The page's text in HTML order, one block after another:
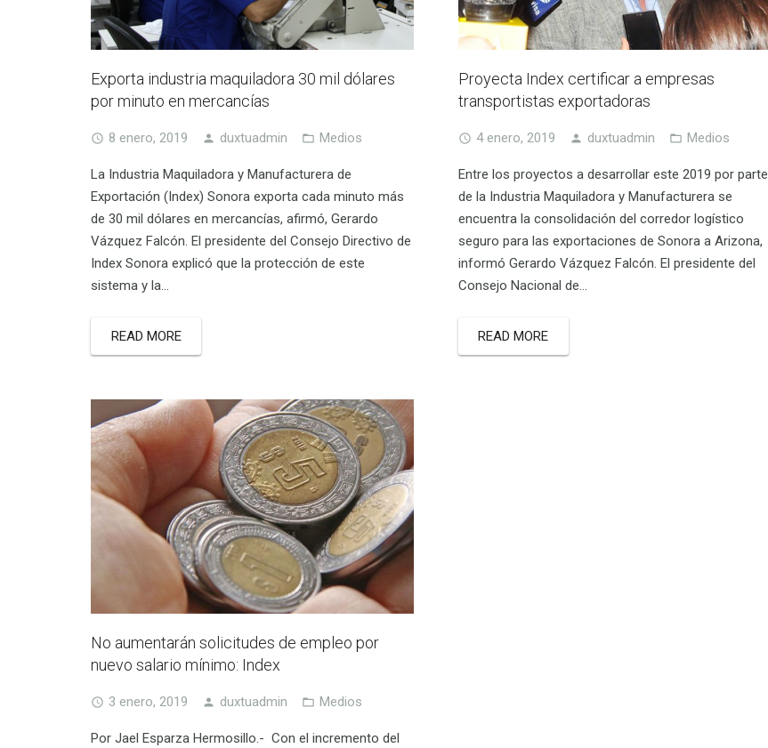
Exporta industria maquiladora 30 mil dólares
por minuto en mercancías
8 enero, 2019 duxtuadmin Medios
La Industria Maquiladora y Manufacturera de
Exportación (Index) Sonora exporta cada minuto más
de 30 mil dólares en mercancías, afirmó, Gerardo
Vázquez Falcón. El presidente del Consejo Directivo de
Index Sonora explicó que la protección de este
sistema y la…
READ MORE
Proyecta Index certificar a empresas
transportistas exportadoras
4 enero, 2019 duxtuadmin Medios
Entre los proyectos a desarrollar este 2019 por parte
de la Industria Maquiladora y Manufacturera se
encuentra la consolidación del corredor logístico
seguro para las exportaciones de Sonora a Arizona,
informó Gerardo Vázquez Falcón. El presidente del
Consejo Nacional de…
READ MORE
No aumentarán solicitudes de empleo por
nuevo salario mínimo: Index
3 enero, 2019 duxtuadmin Medios
Por Jael Esparza Hermosillo.- Con el incremento del